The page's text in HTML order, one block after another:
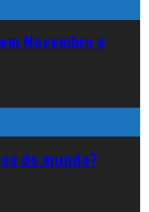
Novembro e
do mundo?